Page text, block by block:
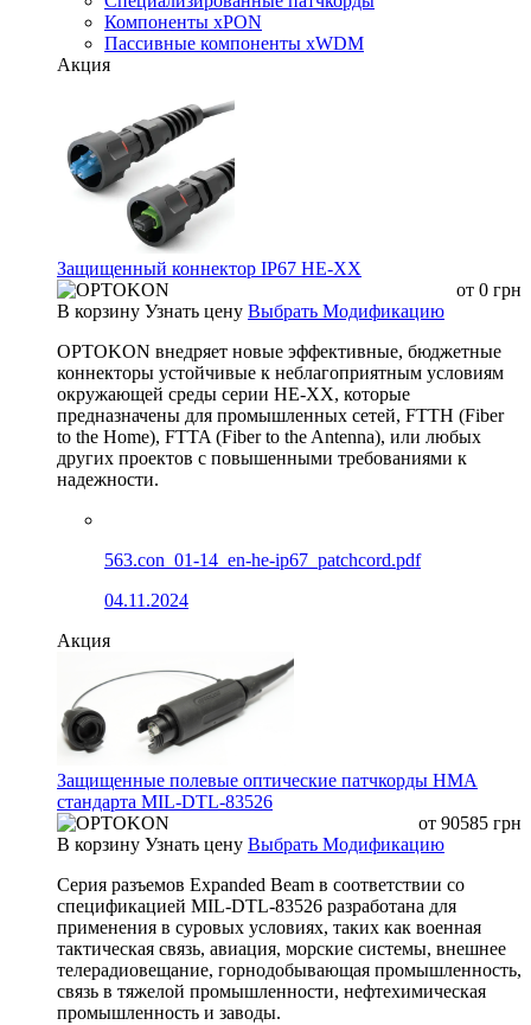
Компоненты xPON
Пассивные компоненты xWDM
Акция
Защищенный коннектор IP67 HE-XX
от 0 грн
В корзину Узнать цену Выбрать Модификацию
OPTOKON внедряет новые эффективные, бюджетные
коннекторы устойчивые к неблагоприятным условиям
окружающей среды серии HE-XX, которые
предназначены для промышленных сетей, FTTH (Fiber
to the Home), FTTA (Fiber to the Antenna), или любых
других проектов с повышенными требованиями к
надежности.
563.con_01-14_en-he-ip67_patchcord.pdf
04.11.2024
Акция
Защищенные полевые оптические патчкорды HMA
стандарта MIL-DTL-83526
от 90585 грн
В корзину Узнать цену Выбрать Модификацию
Серия разъемов Expanded Beam в соответствии со
спецификацией MIL-DTL-83526 разработана для
применения в суровых условиях, таких как военная
тактическая связь, авиация, морские системы, внешнее
телерадиовещание, горнодобывающая промышленность,
связь в тяжелой промышленности, нефтехимическая
промышленность и заводы.